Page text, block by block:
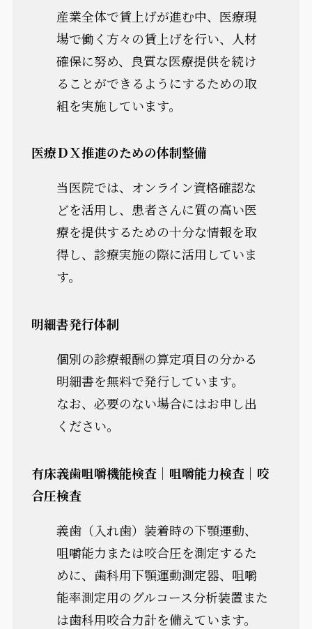
産業全体で賃上げが進む中、医療現
場で働く方々の賃上げを行い、人材
確保に努め、良質な医療提供を続け
ることができるようにするための取
組を実施しています。
医療ＤＸ推進のための体制整備
当医院では、オンライン資格確認な
どを活用し、患者さんに質の高い医
療を提供するための十分な情報を取
得し、診療実施の際に活用していま
す。
明細書発行体制
個別の診療報酬の算定項目の分かる
明細書を無料で発行しています。
なお、必要のない場合にはお申し出
ください。
有床義歯咀嚼機能検査｜咀嚼能力検査｜咬
合圧検査
義歯（入れ歯）装着時の下顎運動、
咀嚼能力または咬合圧を測定するた
めに、歯科用下顎運動測定器、咀嚼
能率測定用のグルコース分析装置また
は歯科用咬合力計を備えています。